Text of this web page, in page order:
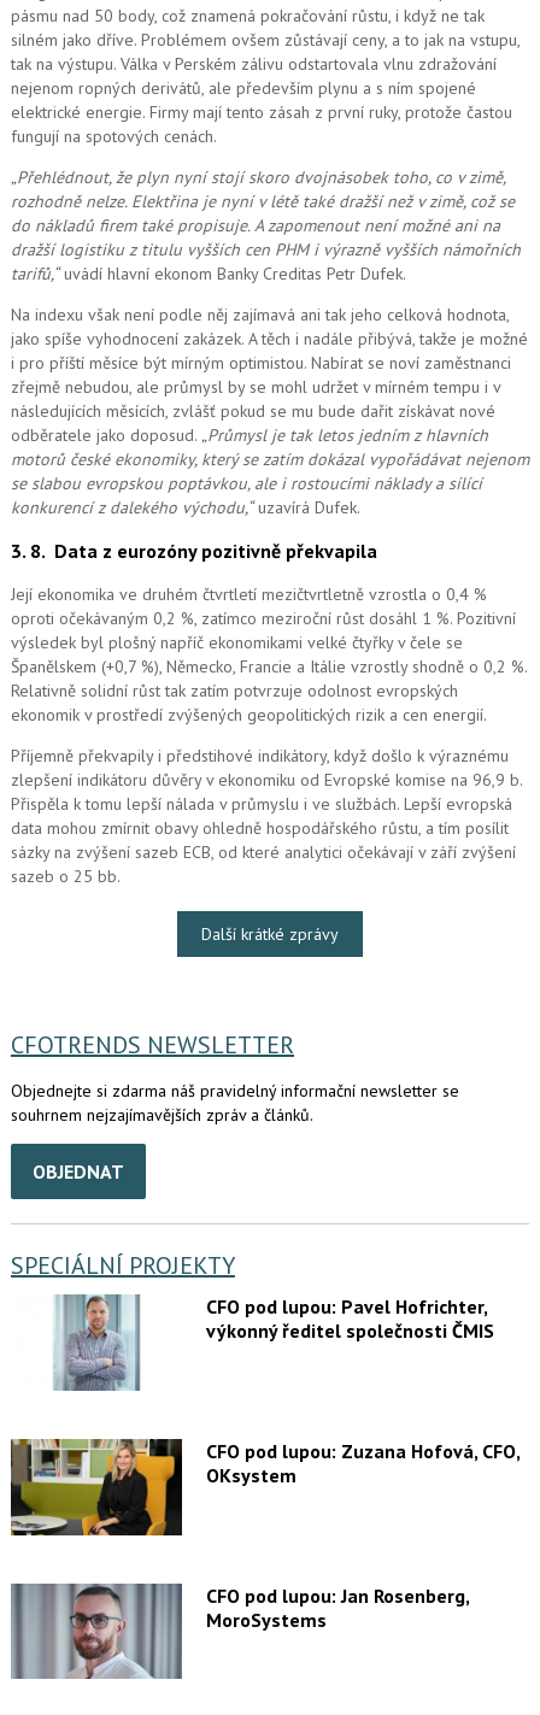
pásmu nad 50 body, což znamená pokračování růstu, i když ne tak
silném jako dříve. Problémem ovšem zůstávají ceny, a to jak na vstupu,
tak na výstupu. Válka v Perském zálivu odstartovala vlnu zdražování
nejenom ropných derivátů, ale především plynu a s ním spojené
elektrické energie. Firmy mají tento zásah z první ruky, protože častou
fungují na spotových cenách.
„Přehlédnout, že plyn nyní stojí skoro dvojnásobek toho, co v zimě,
rozhodně nelze. Elektřina je nyní v létě také dražší než v zimě, což se
do nákladů firem také propisuje. A zapomenout není možnéani na
dražší logistiku z titulu vyšších cen PHM i výrazně vyšších námořních
tarifů,“uvádí hlavní ekonom Banky Creditas Petr Dufek.
Na indexu však není podle něj zajímavá ani tak jeho celková hodnota,
jako spíše vyhodnocení zakázek. A těch i nadále přibývá, takže je možné
i pro příští měsíce být mírným optimistou. Nabírat se noví zaměstnanci
zřejmě nebudou, ale průmysl by se mohl udržet v mírném tempu i v
následujících měsících, zvlášť pokud se mu bude dařit získávat nové
odběratele jako doposud. „Průmysl je tak letos jedním z hlavních
motorů české ekonomiky, který se zatím dokázal vypořádávat nejenom
se slabou evropskou poptávkou, ale i rostoucími náklady a sílící
konkurencí z dalekého východu,“uzavírá Dufek.
3. 8. Data z eurozóny pozitivně překvapila
Její ekonomika ve druhém čtvrtletí mezičtvrtletně vzrostla o 0,4 %
oproti očekávaným 0,2 %, zatímco meziroční růst dosáhl 1 %. Pozitivní
výsledek byl plošný napříč ekonomikami velké čtyřky v čele se
Španělskem (+0,7 %), Německo, Francie a Itálie vzrostly shodně o 0,2 %.
Relativně solidní růst tak zatím potvrzuje odolnost evropských
ekonomik v prostředí zvýšených geopolitických rizik a cen energií.
Příjemně překvapily i předstihové indikátory, když došlo k výraznému
zlepšení indikátoru důvěry v ekonomiku od Evropské komise na 96,9 b.
Přispěla k tomu lepší nálada v průmyslu i ve službách. Lepší evropská
data mohou zmírnit obavy ohledně hospodářského růstu, a tím posílit
sázky na zvýšení sazeb ECB, od které analytici očekávají v září zvýšení
sazeb o 25 bb.
Další krátké zprávy
CFOTRENDS NEWSLETTER
Objednejte si zdarma náš pravidelný informační newsletter se
souhrnem nejzajímavějších zpráv a článků.
OBJEDNAT
SPECIÁLNÍ PROJEKTY
CFO pod lupou: Pavel Hofrichter,
výkonný ředitel společnosti ČMIS
CFO pod lupou: Zuzana Hofová, CFO,
OKsystem
CFO pod lupou: Jan Rosenberg,
MoroSystems